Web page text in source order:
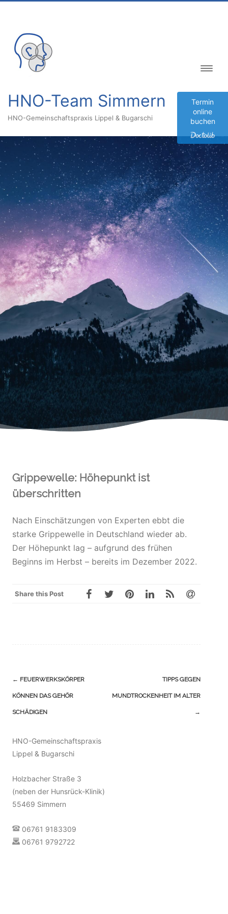
Termin
online
buchen
HNO-Team Simmern
HNO-Gemeinschaftspraxis Lippel & Bugarschi
Grippewelle: Höhepunkt ist
überschritten
Nach Einschätzungen von Experten ebbt die
starke Grippewelle in Deutschland wieder ab.
Der Höhepunkt lag – aufgrund des frühen
Beginns im Herbst – bereits im Dezember 2022.
Share this Post
Navigation
(Beiträge)
← FEUERWERKSKÖRPER
KÖNNEN DAS GEHÖR
SCHÄDIGEN
TIPPS GEGEN
MUNDTROCKENHEIT IM ALTER
→
HNO-Gemeinschaftspraxis
Lippel & Bugarschi
Holzbacher Straße 3
(neben der Hunsrück-Klinik)
55469 Simmern
06761 9183309
06761 9792722